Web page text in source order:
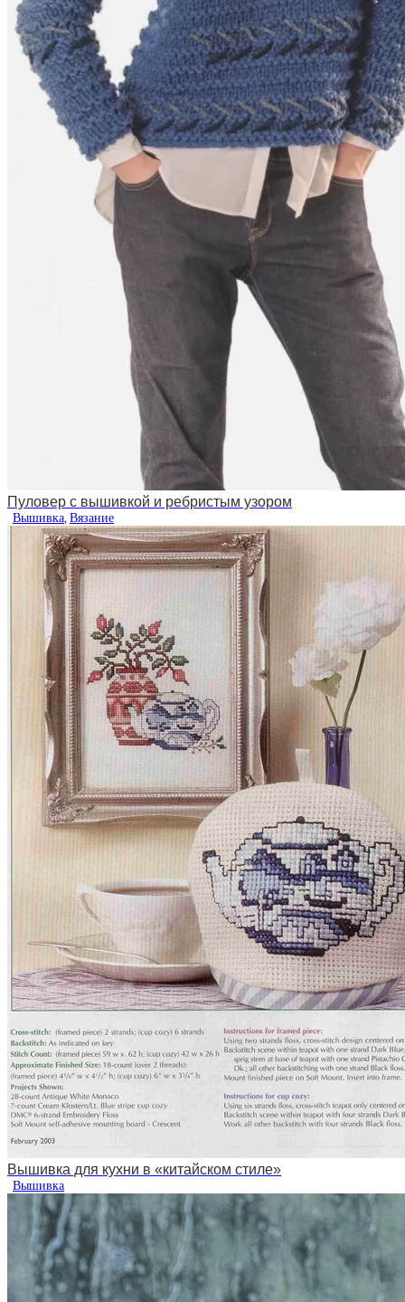
Пуловер с вышивкой и ребристым узором
Вышивка,Вязание
Вышивка для кухни в «китайском стиле»
Вышивка